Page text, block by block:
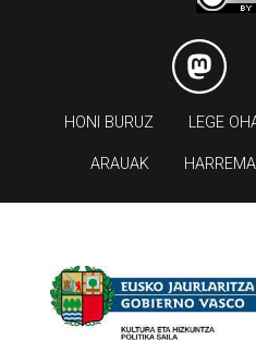
HONI BURUZ LEGE
ARAUAK